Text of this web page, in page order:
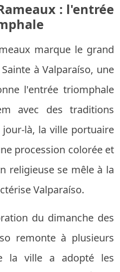
: l'entrée
marque le grand
à Valparaíso, une
l'entrée triomphale
avec des traditions
là, la ville portuaire
procession colorée et
religieuse se mêle à la
Valparaíso.
du dimanche des
remonte à plusieurs
la ville a adopté les